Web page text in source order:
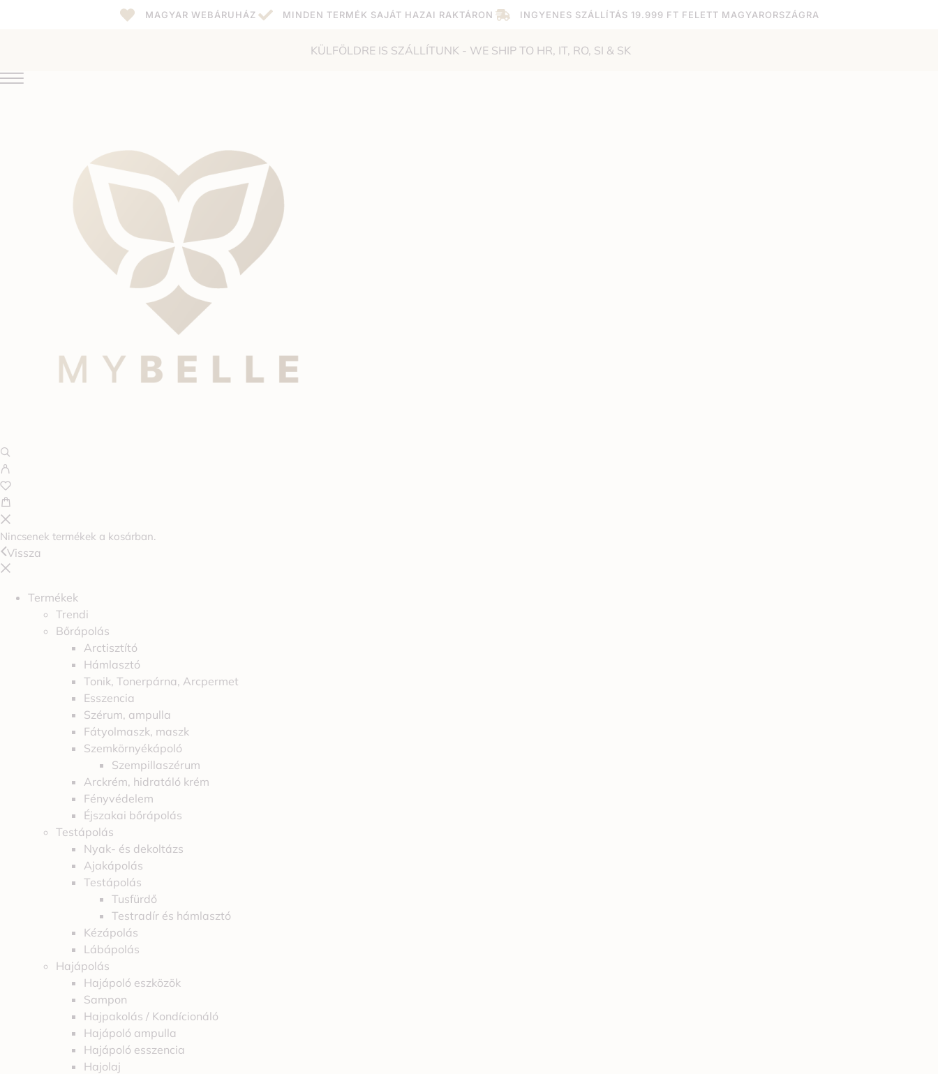
MAGYAR WEBÁRUHÁZ MINDEN TERMÉK SAJÁT HAZAI RAKTÁRON INGYENES SZÁLLÍTÁS 19.999 FT FELETT MAGYARORSZÁGRA
KÜLFÖLDRE IS SZÁLLÍTUNK - WE SHIP TO HR, IT, RO, SI & SK
Nincsenek termékek a kosárban.
Vissza
Termékek
Trendi
Bőrápolás
Arctisztító
Hámlasztó
Tonik, Tonerpárna, Arcpermet
Esszencia
Szérum, ampulla
Fátyolmaszk, maszk
Szemkörnyékápoló
Szempillaszérum
Arckrém, hidratáló krém
Fényvédelem
Éjszakai bőrápolás
Testápolás
Nyak- és dekoltázs
Ajakápolás
Testápolás
Tusfürdő
Testradír és hámlasztó
Kézápolás
Lábápolás
Hajápolás
Hajápoló eszközök
Sampon
Hajpakolás / Kondícionáló
Hajápoló ampulla
Hajápoló esszencia
Hajolaj